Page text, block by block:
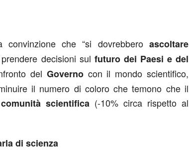
che “si dovrebbero ascoltare
decisioni sul futuro dei Paesi e del
del Governocon il mondo scientifico,
il numero di coloro che temono che il
comunità scientifica (-10% circa rispetto al
di scienza